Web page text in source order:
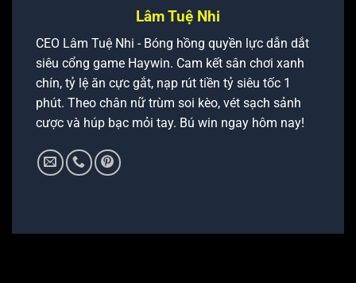
Lâm Tuệ Nhi
CEO Lâm Tuệ Nhi - Bóng hồng quyền lực dẫn dắt
siêu cổng game Haywin. Cam kết sân chơi xanh
chín, tỷ lệ ăn cực gắt, nạp rút tiền tỷ siêu tốc 1
phút. Theo chân nữ trùm soi kèo, vét sạch sảnh
cược và húp bạc mỏi tay. Bú win ngay hôm nay!